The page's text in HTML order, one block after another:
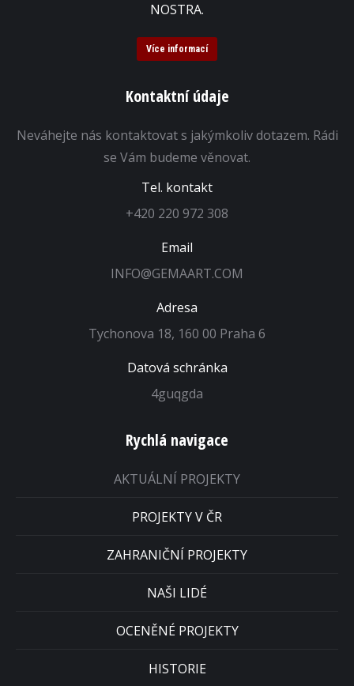
NOSTRA.
Více informací
Kontaktní údaje
Neváhejte nás kontaktovat s jakýmkoliv dotazem. Rádi
se Vám budeme věnovat.
Tel. kontakt
+420 220 972 308
Email
INFO@GEMAART.COM
Adresa
Tychonova 18, 160 00 Praha 6
Datová schránka
4guqgda
Rychlá navigace
AKTUÁLNÍ PROJEKTY
PROJEKTY V ČR
ZAHRANIČNÍ PROJEKTY
NAŠI LIDÉ
OCENĚNÉ PROJEKTY
HISTORIE